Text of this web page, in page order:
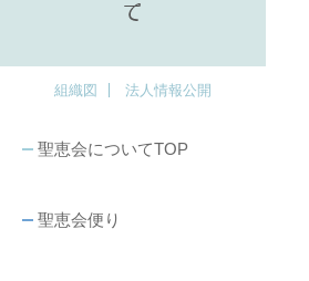
組織図 法人情報公開
聖恵会についてTOP
聖恵会便り